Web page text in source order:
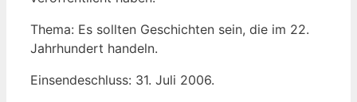
Thema: Es sollten Geschichten sein, die im 22.
Jahrhundert handeln.
Einsendeschluss: 31. Juli 2006.